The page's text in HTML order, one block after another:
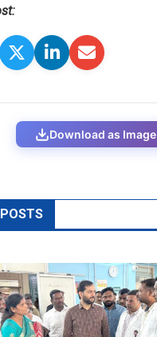
Download as Image